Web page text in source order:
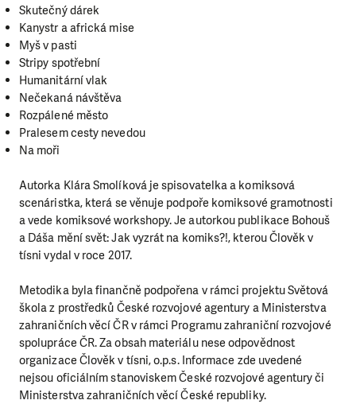
Skutečný dárek
Kanystr a africká mise
Myš v pasti
Stripy spotřební
Humanitární vlak
Nečekaná návštěva
Rozpálené město
Pralesem cesty nevedou
Na moři
Autorka Klára Smolíková je spisovatelka a komiksová
scenáristka, která se věnuje podpoře komiksové gramotnosti
a vede komiksové workshopy. Je autorkou publikace Bohouš
a Dáša mění svět: Jak vyzrát na komiks?!, kterou Člověk v
tísni vydal v roce 2017.
Metodika byla finančně podpořena v rámci projektu Světová
škola z prostředků České rozvojové agentury a Ministerstva
zahraničních věcí ČR v rámci Programu zahraniční rozvojové
spolupráce ČR. Za obsah materiálu nese odpovědnost
organizace Člověk v tísni, o.p.s. Informace zde uvedené
nejsou oficiálním stanoviskem České rozvojové agentury či
Ministerstva zahraničních věcí České republiky.